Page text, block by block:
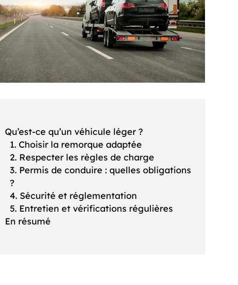
Qu’est-ce qu’un véhicule léger ?
1. Choisir la remorque adaptée
2. Respecter les règles de charge
3. Permis de conduire : quelles obligations
?
4. Sécurité et réglementation
5. Entretien et vérifications régulières
En résumé